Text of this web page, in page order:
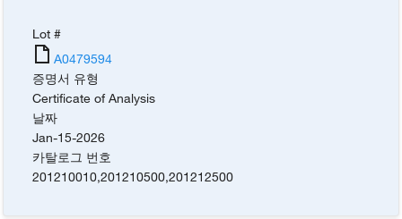
Lot #
A0479594
증명서 유형
Certificate of Analysis
날짜
Jan-15-2026
카탈로그 번호
201210010,201210500,201212500